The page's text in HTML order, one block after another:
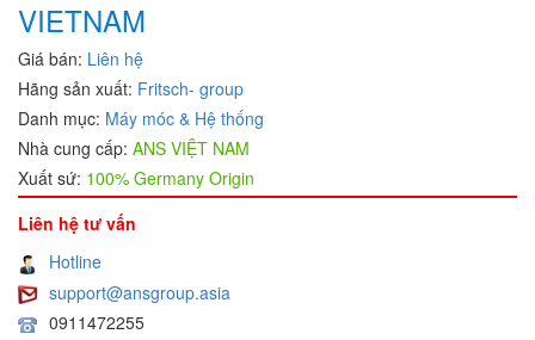
VIETNAM
Giá bán: Liên hệ
Hãng sản xuất: Fritsch- group
Danh mục: Máy móc & Hệ thống
Nhà cung cấp: ANS VIỆT NAM
Xuất sứ: 100% Germany Origin
Liên hệ tư vấn
Hotline
support@ansgroup.asia
0911472255